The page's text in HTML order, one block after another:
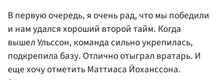
В первую очередь, я очень рад, что мы победили
и нам удался хороший второй тайм. Когда
вышел Ульссон, команда сильно укрепилась,
подкрепила базу. Отлично отыграл вратарь. И
еще хочу отметить Маттиаса Йоханссона.